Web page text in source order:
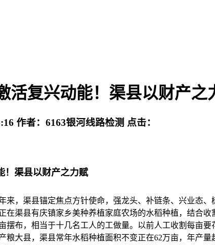
活复兴动能！渠县以财产之
作者： 6163银河线路检测 点击：
！渠县以财产之力赋
，渠县锚定焦点方针使命，强龙头、补链条、兴业态、
在渠县有庆镇家乡美种养植家庭农场的水稻种植，结合
摆布，相当于十几名工人的工做量。以前人工收割每亩
粮大县，渠县常年水稻种植面积不变正在62万亩，年产